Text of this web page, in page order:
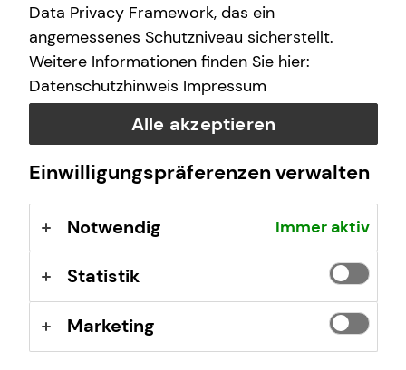
Das ist tecis
Wir sind tecis, die Finanzberatung deiner Generation –
und begleiten dich auf deinem Weg in eine finanziell
selbstbestimmte Zukunft.
Mehr erfahren
Data Privacy Framework, das ein
angemessenes Schutzniveau sicherstellt.
Weitere Informationen finden Sie hier:
Datenschutzhinweis Impressum
Alle akzeptieren
Einwilligungspräferenzen verwalten
Notwendig Immer aktiv
Statistik
Marketing